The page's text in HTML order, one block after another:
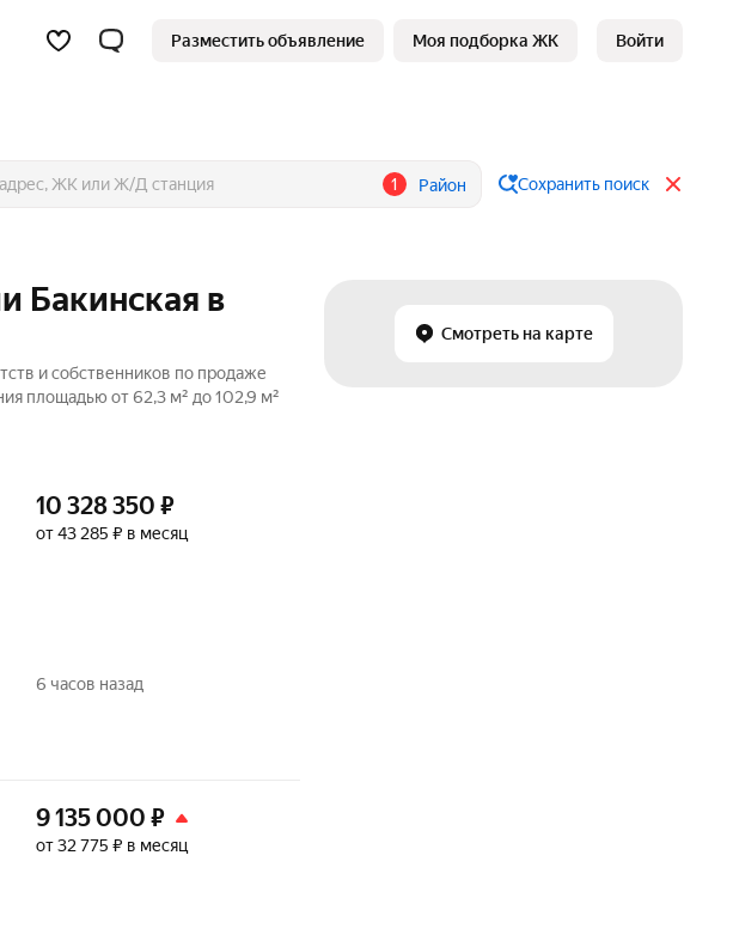
Разместить объявление Моя подборка ЖК Войти
1 Район Сохранить поиск
Смотреть на карте
Бакинская в
и собственников по продаже
площадью от 62,3 м² до 102,9 м²
10 328 350 ₽
от 43 285 ₽ в месяц
6 часов назад
9 135 000 ₽
от 32 775 ₽ в месяц